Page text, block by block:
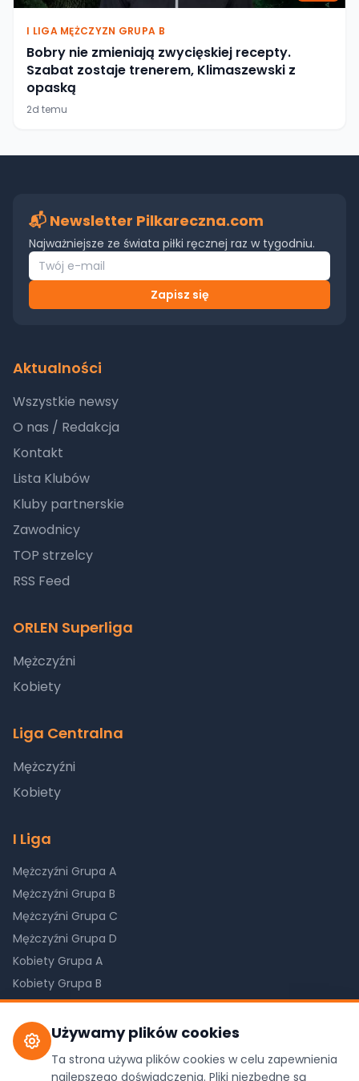
I LIGA MĘŻCZYZN GRUPA B
Bobry nie zmieniają zwycięskiej recepty.
Szabat zostaje trenerem, Klimaszewski z
opaską
2d temu
Używamy plików cookies
Ta strona używa plików cookies w celu zapewnienia
najlepszego doświadczenia. Pliki niezbędne są
📬 Newsletter Pilkareczna.com
Najważniejsze ze świata piłki ręcznej raz w tygodniu.
Zapisz się
Aktualności
Wszystkie newsy
O nas / Redakcja
Kontakt
Lista Klubów
Kluby partnerskie
Zawodnicy
TOP strzelcy
RSS Feed
ORLEN Superliga
Mężczyźni
Kobiety
Liga Centralna
Mężczyźni
Kobiety
I Liga
Mężczyźni Grupa A
Mężczyźni Grupa B
Mężczyźni Grupa C
Mężczyźni Grupa D
Kobiety Grupa A
Kobiety Grupa B
Kobiety Grupa C
©2026Pilkareczna.com. Wszystkie prawa